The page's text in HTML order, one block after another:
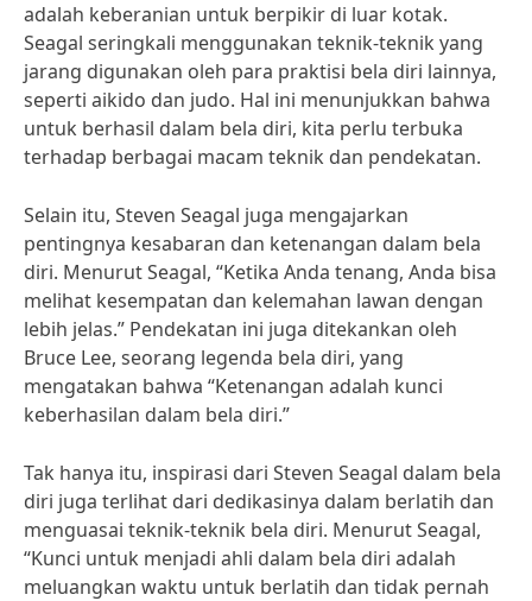
adalah keberanian untuk berpikir di luar kotak.
Seagal seringkali menggunakan teknik-teknik yang
jarang digunakan oleh para praktisi bela diri lainnya,
seperti aikido dan judo. Hal ini menunjukkan bahwa
untuk berhasil dalam bela diri, kita perlu terbuka
terhadap berbagai macam teknik dan pendekatan.
Selain itu, Steven Seagal juga mengajarkan
pentingnya kesabaran dan ketenangan dalam bela
diri. Menurut Seagal, “Ketika Anda tenang, Anda bisa
melihat kesempatan dan kelemahan lawan dengan
lebih jelas.” Pendekatan ini juga ditekankan oleh
Bruce Lee, seorang legenda bela diri, yang
mengatakan bahwa “Ketenangan adalah kunci
keberhasilan dalam bela diri.”
Tak hanya itu, inspirasi dari Steven Seagal dalam bela
diri juga terlihat dari dedikasinya dalam berlatih dan
menguasai teknik-teknik bela diri. Menurut Seagal,
“Kunci untuk menjadi ahli dalam bela diri adalah
meluangkan waktu untuk berlatih dan tidak pernah